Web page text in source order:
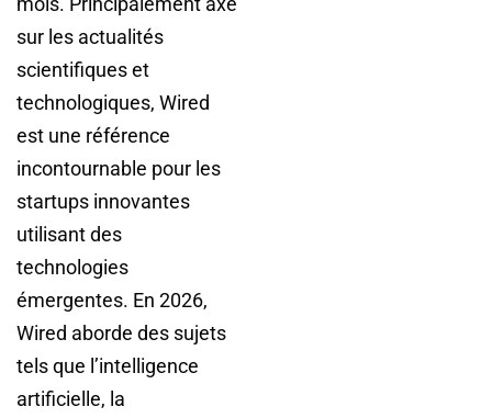
sur les actualités
scientifiques et
technologiques, Wired
est une référence
incontournable pour les
startups innovantes
utilisant des
technologies
émergentes. En 2026,
Wired aborde des sujets
tels que l’intelligence
artificielle, la